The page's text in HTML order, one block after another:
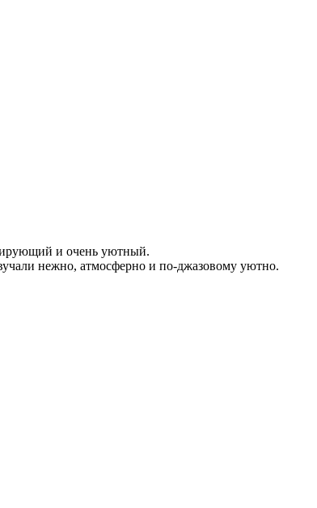
и очень уютный.
нежно, атмосферно и по-джазовому уютно.